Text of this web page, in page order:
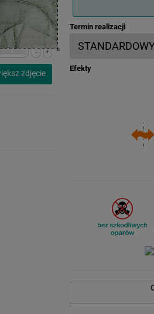
+
-
zdjęcie
Termin realizacji
Efekty